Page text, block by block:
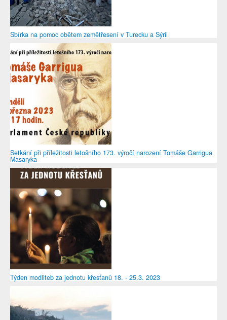
Sbírka na pomoc obětem zemětřesení v Turecku a Sýrii
Setkání při příležitosti letošního 173. výročí narození Tomáše Garrigua
Masaryka
Týden modliteb za jednotu křesťanů 18. - 25.3. 2023